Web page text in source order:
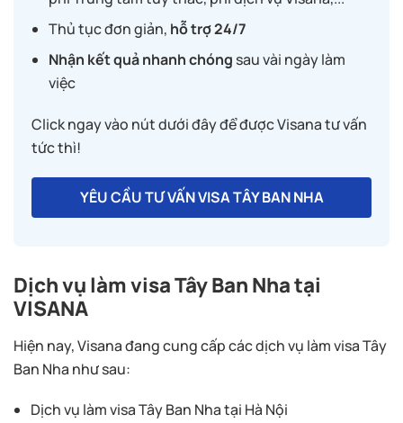
Thủ tục đơn giản, hỗ trợ 24/7
Nhận kết quả nhanh chóng sau vài ngày làm
việc
Click ngay vào nút dưới đây để được Visana tư vấn
tức thì!
YÊU CẦU TƯ VẤN VISA TÂY BAN NHA
Dịch vụ làm visa Tây Ban Nha tại
VISANA
Hiện nay, Visana đang cung cấp các dịch vụ làm visa Tây
Ban Nha như sau:
Dịch vụ làm visa Tây Ban Nha tại Hà Nội